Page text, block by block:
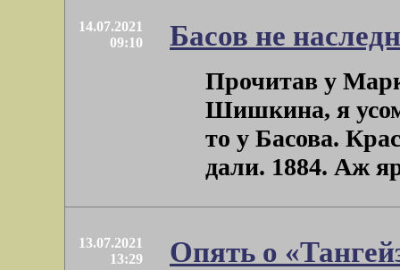
14.07.2021
09:10
Басов не
Прочитав у
Шишкина, я
то у Басова.
дали. 1884. Аж
13.07.2021
13:29
Опять о